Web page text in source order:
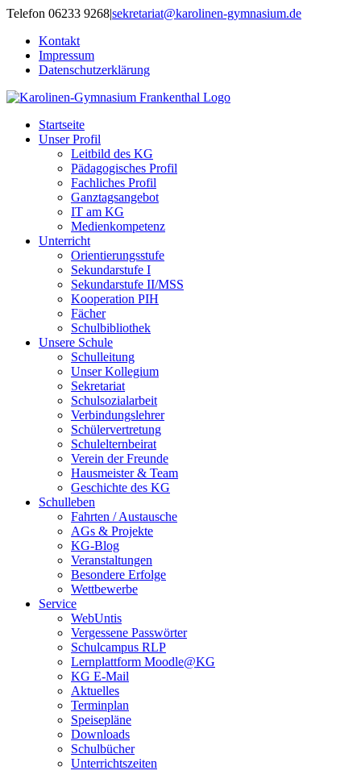
Zum
springen
Telefon 06233 9268|sekretariat@karolinen-gymnasium.de
Kontakt
Impressum
Datenschutzerklärung
Startseite
Unser Profil
Leitbild des KG
Pädagogisches Profil
Fachliches Profil
Ganztagsangebot
IT am KG
Medienkompetenz
Unterricht
Orientierungsstufe
Sekundarstufe I
Sekundarstufe II/MSS
Kooperation PIH
Fächer
Schulbibliothek
Unsere Schule
Schulleitung
Unser Kollegium
Sekretariat
Schulsozialarbeit
Verbindungslehrer
Schülervertretung
Schulelternbeirat
Verein der Freunde
Hausmeister & Team
Geschichte des KG
Schulleben
Fahrten / Austausche
AGs & Projekte
KG-Blog
Veranstaltungen
Besondere Erfolge
Wettbewerbe
Service
WebUntis
Vergessene Passwörter
Schulcampus RLP
Lernplattform Moodle@KG
KG E-Mail
Aktuelles
Terminplan
Speisepläne
Downloads
Schulbücher
Unterrichtszeiten